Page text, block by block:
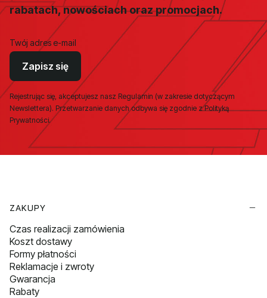
rabatach, nowościach oraz promocjach.
Twój adres e-mail
Zapisz się
Rejestrując się, akceptujesz nasz Regulamin (w zakresie dotyczącym
Newslettera). Przetwarzanie danych odbywa się zgodnie z Polityką
Prywatności.
ZAKUPY
Czas realizacji zamówienia
Koszt dostawy
Formy płatności
Reklamacje i zwroty
Gwarancja
Rabaty